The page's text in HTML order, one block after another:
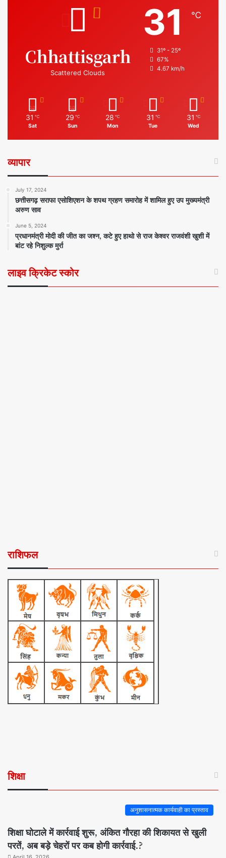
Chhattisgarh
Scattered Clouds
31 ℃
31º - 25º
67%
4.67 km/h
31 ℃
Sat
29 ℃
Sun
28 ℃
Mon
31 ℃
Tue
31 ℃
Wed
व्यापार
July 17, 2024
छत्तीसगढ़ सराफा एसोशिएशन के शपथ ग्रहण समारोह में शामिल हुए उप मुख्यमंत्री
अरुण साव
June 5, 2024
प्रधानमंत्री मोदी की जीत का जश्न, कटे हुए हाथो से राज केश्वर राजवंशी खुशी में
बांट रहे निशुल्क मुर्रा
लाइव क्रिकेट स्कोर
राशिफल
शिक्षा
अनुशासनात्मक कार्यवाही का प्रस्ताव
शिक्षा घोटाले में कार्रवाई शुरू, अंकित गौरहा की शिकायत से खुली
परतें, अब बड़े चेहरों पर कब होगी कार्रवाई.?